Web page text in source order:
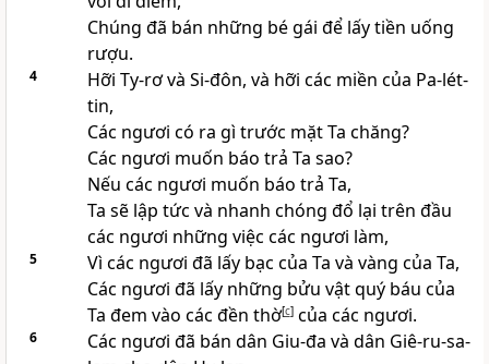
Chúng đã bán những bé gái để lấy tiền uống
rượu.
4
Hỡi Ty-rơ và Si-đôn, và hỡi các miền của Pa-lét-
tin,
Các ngươi có ra gì trước mặt Ta chăng?
Các ngươi muốn báo trả Ta sao?
Nếu các ngươi muốn báo trả Ta,
Ta sẽ lập tức và nhanh chóng đổ lại trên đầu
các ngươi những việc các ngươi làm,
5
Vì các ngươi đã lấy bạc của Ta và vàng của Ta,
Các ngươi đã lấy những bửu vật quý báu của
Ta đem vào các đền thờ[c]của các ngươi.
6
Các ngươi đã bán dân Giu-đa và dân Giê-ru-sa-